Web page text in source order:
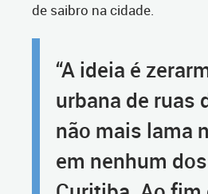
de saibro na cidade.
“A ideia é
urbana de ruas
não mais lama
em nenhum